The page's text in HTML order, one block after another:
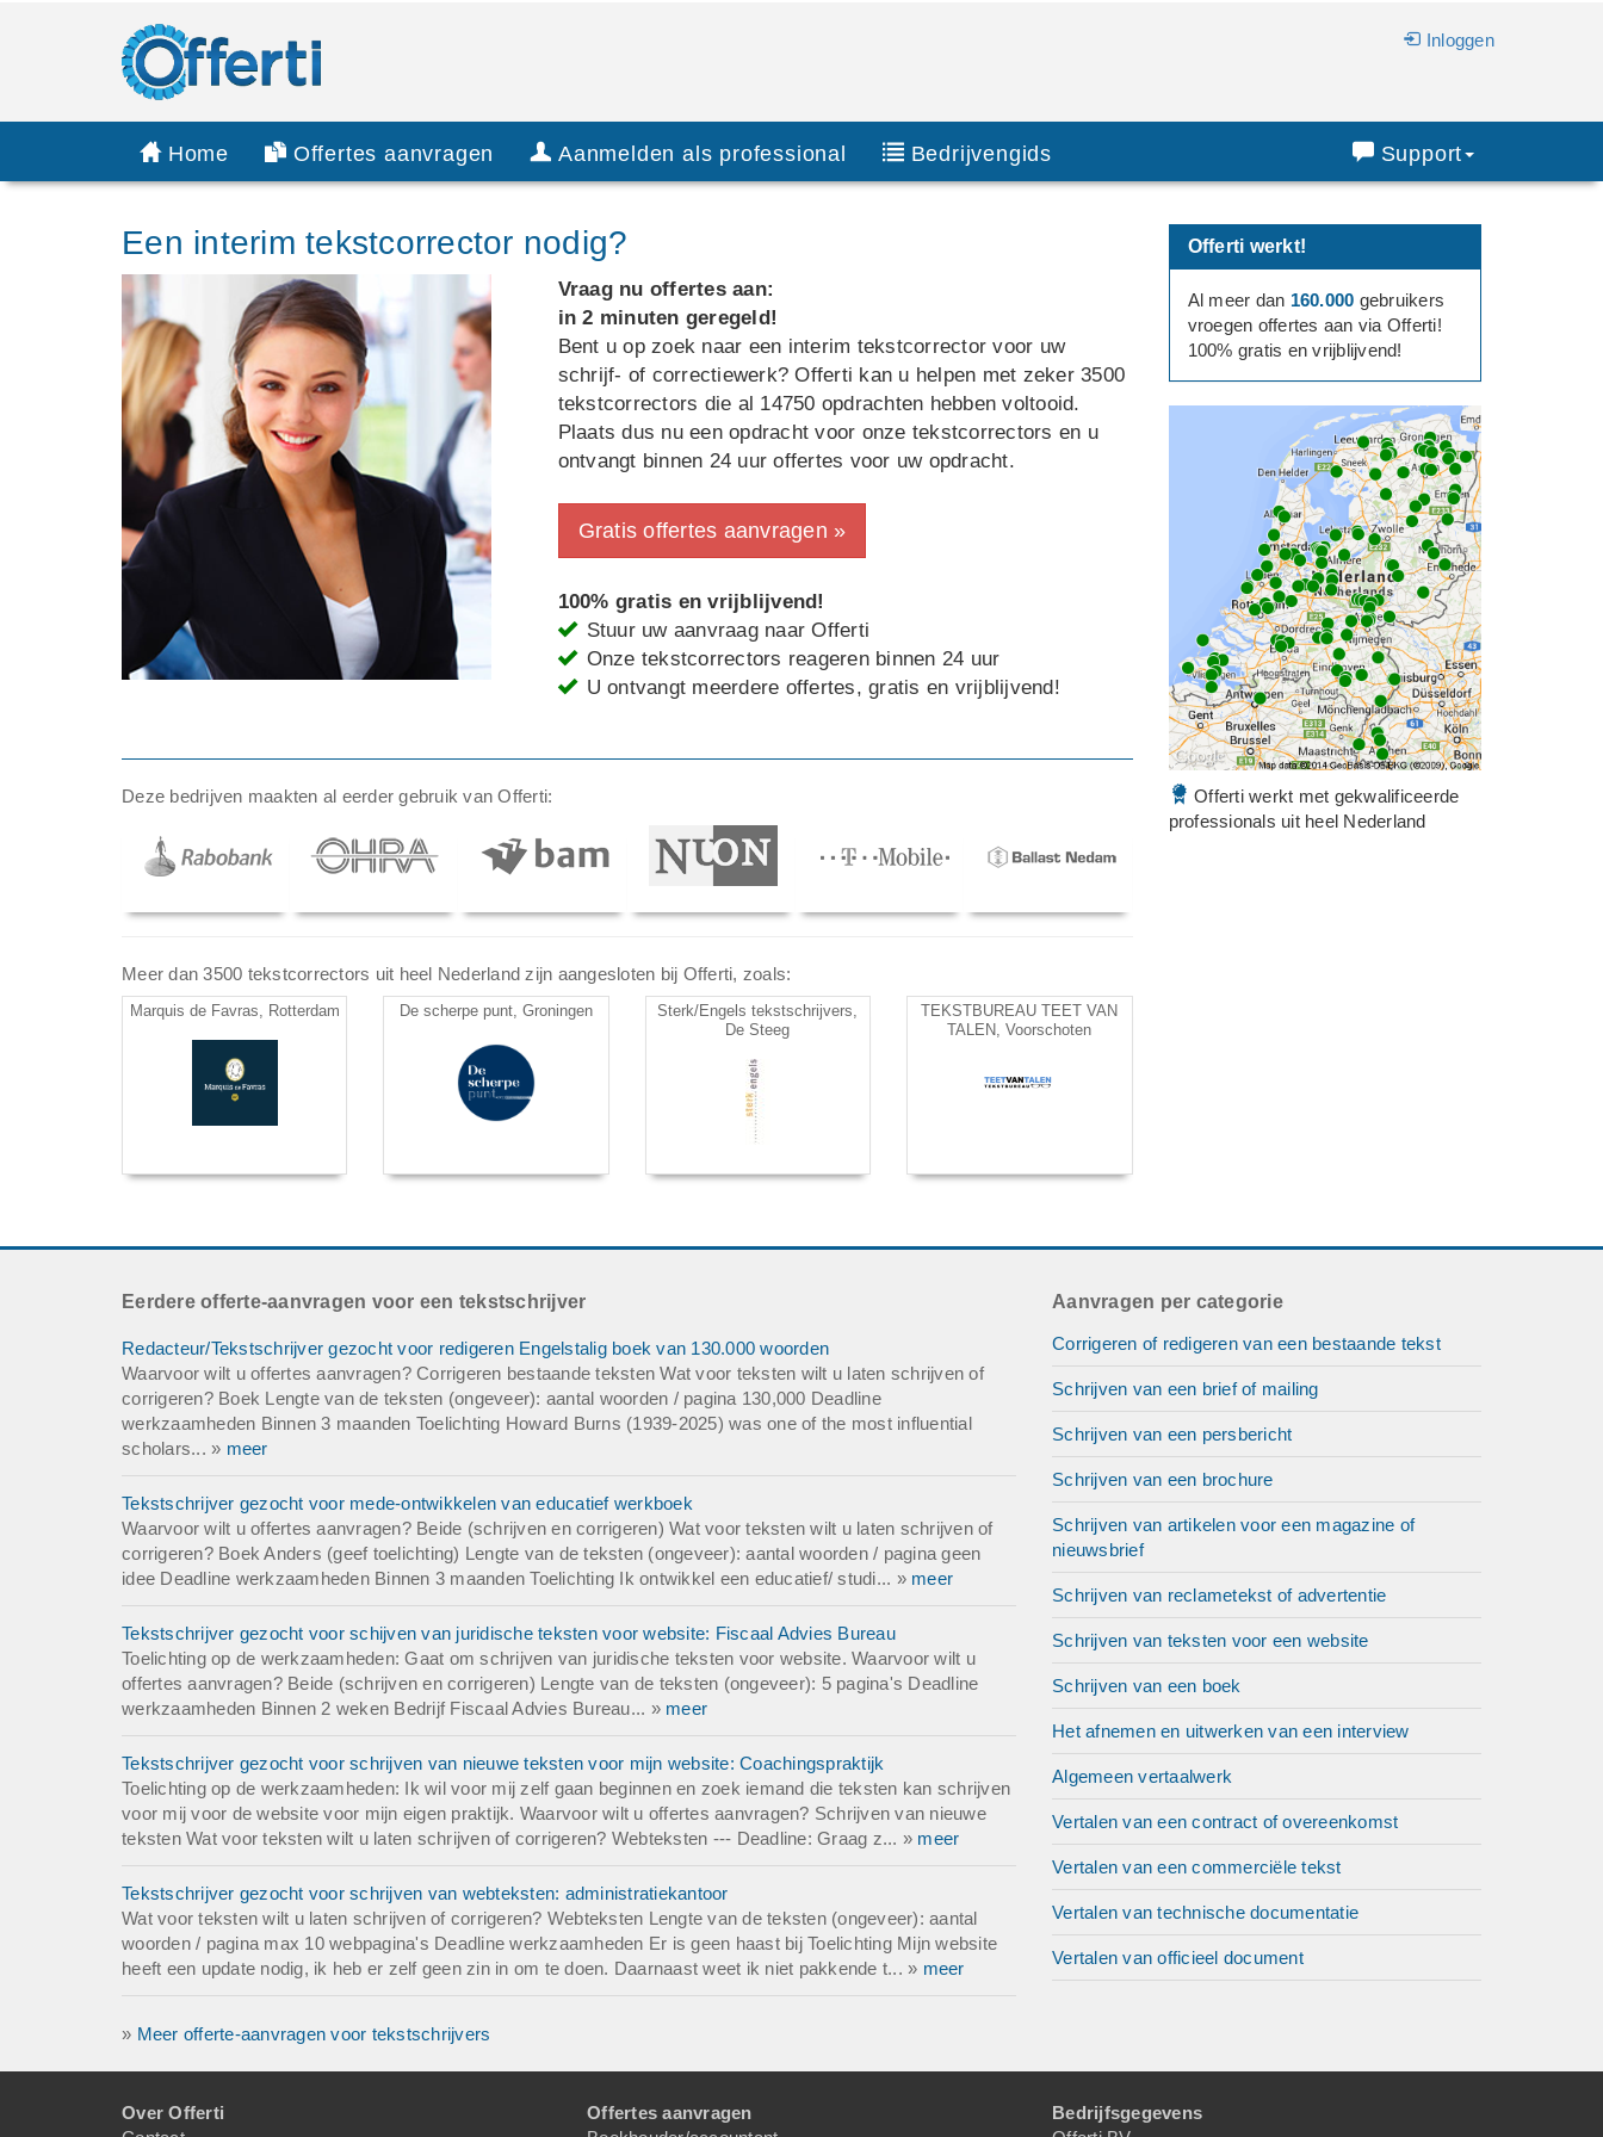
Inloggen
Home Offertes aanvragen Aanmelden als professional Bedrijvengids Support
Een interim tekstcorrector nodig?
Vraag nu offertes aan:
in 2 minuten geregeld!
Bent u op zoek naar een interim tekstcorrector voor uw
schrijf- of correctiewerk? Offerti kan u helpen met zeker 3500
tekstcorrectors die al 14750 opdrachten hebben voltooid.
Plaats dus nu een opdracht voor onze tekstcorrectors en u
ontvangt binnen 24 uur offertes voor uw opdracht.
Gratis offertes aanvragen »
100% gratis en vrijblijvend!
Stuur uw aanvraag naar Offerti
Onze tekstcorrectors reageren binnen 24 uur
U ontvangt meerdere offertes, gratis en vrijblijvend!
Deze bedrijven maakten al eerder gebruik van Offerti:
Meer dan 3500 tekstcorrectors uit heel Nederland zijn aangesloten bij Offerti, zoals:
Marquis de Favras, Rotterdam De scherpe punt, Groningen
Sterk/Engels tekstschrijvers,
De Steeg
TEKSTBUREAU TEET VAN
TALEN, Voorschoten
Offerti werkt!
Al meer dan 160.000 gebruikers
vroegen offertes aan via Offerti!
100% gratis en vrijblijvend!
Offerti werkt met gekwalificeerde
professionals uit heel Nederland
Eerdere offerte-aanvragen voor een tekstschrijver
Redacteur/Tekstschrijver gezocht voor redigeren Engelstalig boek van 130.000 woorden
Waarvoor wilt u offertes aanvragen? Corrigeren bestaande teksten Wat voor teksten wilt u laten schrijven of
corrigeren? Boek Lengte van de teksten (ongeveer): aantal woorden / pagina 130,000 Deadline
werkzaamheden Binnen 3 maanden Toelichting Howard Burns (1939-2025) was one of the most influential
scholars... » meer
Tekstschrijver gezocht voor mede-ontwikkelen van educatief werkboek
Waarvoor wilt u offertes aanvragen? Beide (schrijven en corrigeren) Wat voor teksten wilt u laten schrijven of
corrigeren? Boek Anders (geef toelichting) Lengte van de teksten (ongeveer): aantal woorden / pagina geen
idee Deadline werkzaamheden Binnen 3 maanden Toelichting Ik ontwikkel een educatief/ studi... » meer
Tekstschrijver gezocht voor schijven van juridische teksten voor website: Fiscaal Advies Bureau
Toelichting op de werkzaamheden: Gaat om schrijven van juridische teksten voor website. Waarvoor wilt u
offertes aanvragen? Beide (schrijven en corrigeren) Lengte van de teksten (ongeveer): 5 pagina's Deadline
werkzaamheden Binnen 2 weken Bedrijf Fiscaal Advies Bureau... » meer
Tekstschrijver gezocht voor schrijven van nieuwe teksten voor mijn website: Coachingspraktijk
Toelichting op de werkzaamheden: Ik wil voor mij zelf gaan beginnen en zoek iemand die teksten kan schrijven
voor mij voor de website voor mijn eigen praktijk. Waarvoor wilt u offertes aanvragen? Schrijven van nieuwe
teksten Wat voor teksten wilt u laten schrijven of corrigeren? Webteksten --- Deadline: Graag z... » meer
Tekstschrijver gezocht voor schrijven van webteksten: administratiekantoor
Wat voor teksten wilt u laten schrijven of corrigeren? Webteksten Lengte van de teksten (ongeveer): aantal
woorden / pagina max 10 webpagina's Deadline werkzaamheden Er is geen haast bij Toelichting Mijn website
heeft een update nodig, ik heb er zelf geen zin in om te doen. Daarnaast weet ik niet pakkende t... » meer
» Meer offerte-aanvragen voor tekstschrijvers
Aanvragen per categorie
Corrigeren of redigeren van een bestaande tekst
Schrijven van een brief of mailing
Schrijven van een persbericht
Schrijven van een brochure
Schrijven van artikelen voor een magazine of
nieuwsbrief
Schrijven van reclametekst of advertentie
Schrijven van teksten voor een website
Schrijven van een boek
Het afnemen en uitwerken van een interview
Algemeen vertaalwerk
Vertalen van een contract of overeenkomst
Vertalen van een commerciële tekst
Vertalen van technische documentatie
Vertalen van officieel document
Over Offerti
Offertes aanvragen
Bedrijfsgegevens